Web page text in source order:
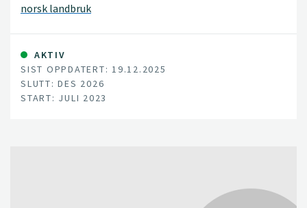
norsk landbruk
AKTIV
SIST OPPDATERT: 19.12.2025
SLUTT: DES 2026
START: JULI 2023